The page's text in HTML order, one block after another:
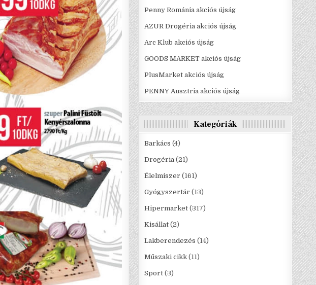
Penny Románia akciós újság
AZUR Drogéria akciós újság
Arc Klub akciós újság
GOODS MARKET akciós újság
PlusMarket akciós újság
PENNY Ausztria akciós újság
Kategóriák
Barkács (4)
Drogéria (21)
Élelmiszer (161)
Gyógyszertár (13)
Hipermarket (317)
Kisállat (2)
Lakberendezés (14)
Műszaki cikk (11)
Sport (3)